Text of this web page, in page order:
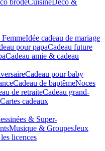
brodéCuisineDéco &
FemmeIdée cadeau de mariage​
pour papaCadeau future
Cadeau amie & cadeau
Cadeau pour baby
Cadeau de baptêmeNoces
de retraiteCadeau grand-
Cartes cadeaux
& Super-
Musique & GroupesJeux
licences